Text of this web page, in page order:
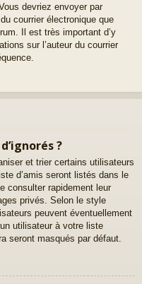
devriez envoyer par
courrier électronique que
Il est très important d’y
sur l’auteur du courrier
?
et trier certains utilisateurs
d’amis seront listés dans le
consulter rapidement leur
privés. Selon le style
peuvent éventuellement
utilisateur à votre liste
seront masqués par défaut.